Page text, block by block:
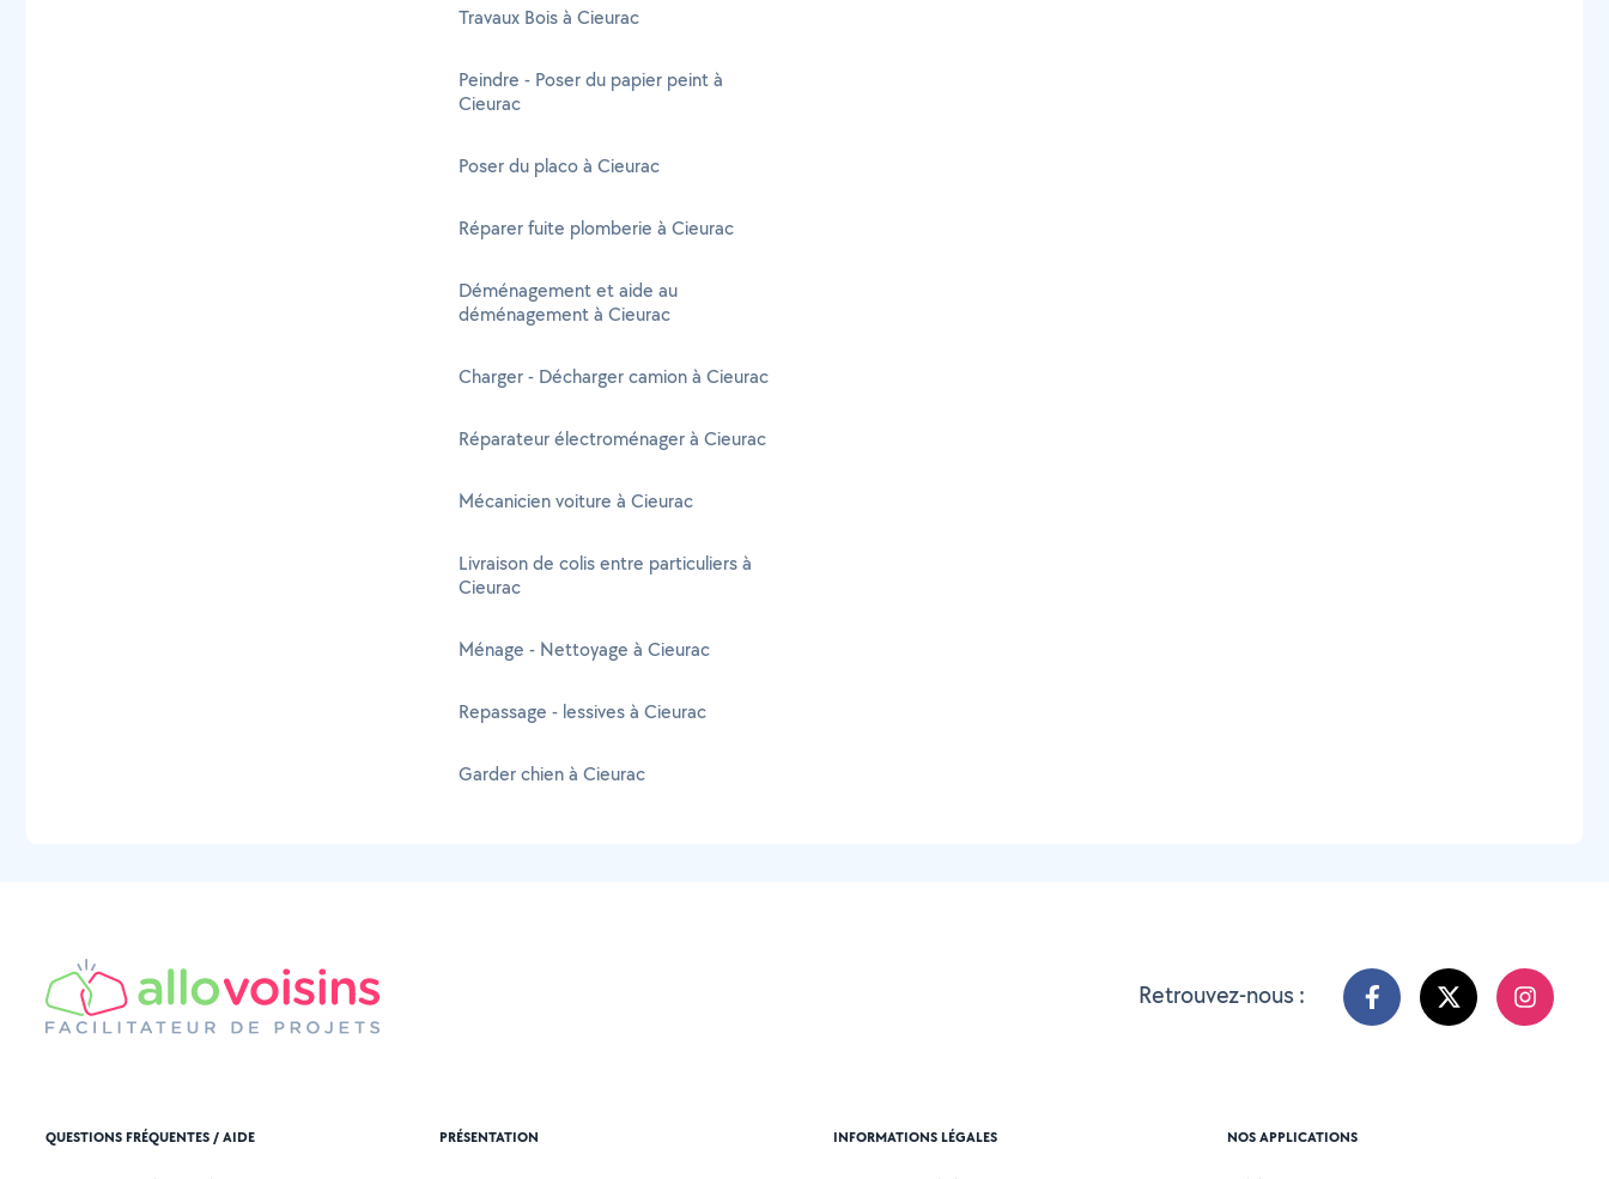
Travaux Bois à Cieurac
Peindre - Poser du papier peint à
Cieurac
Poser du placo à Cieurac
Réparer fuite plomberie à Cieurac
Déménagement et aide au
déménagement à Cieurac
Charger - Décharger camion à Cieurac
Réparateur électroménager à Cieurac
Mécanicien voiture à Cieurac
Livraison de colis entre particuliers à
Cieurac
Ménage - Nettoyage à Cieurac
Repassage - lessives à Cieurac
Garder chien à Cieurac
Retrouvez-nous :
QUESTIONS FRÉQUENTES / AIDE PRÉSENTATION INFORMATIONS LÉGALES NOS APPLICATIONS